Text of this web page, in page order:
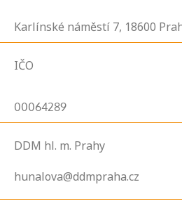
Karlínské náměstí 7, 18600
IČO
00064289
DDM hl. m. Prahy
hunalova@ddmpraha.cz